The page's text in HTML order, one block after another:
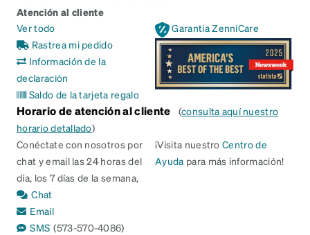
Atención al cliente
Ver todo
Rastrea mi pedido
Información de la
declaración
Saldo de la tarjeta regalo
Garantía ZenniCare
Horario de atención al cliente (consulta aquí nuestro
horario detallado)
Conéctate con nosotros por
chat y email las 24 horas del
día, los 7 días de la semana,
Chat
Email
SMS (573-570-4086)
¡Visita nuestroCentro de
Ayuda para más información!